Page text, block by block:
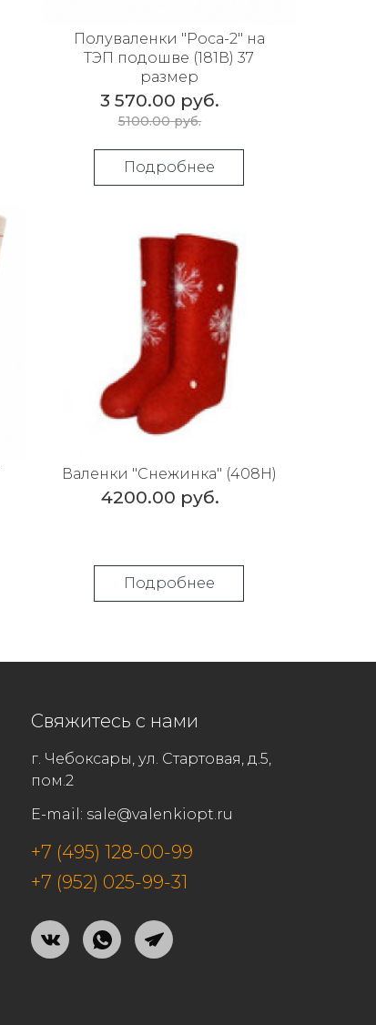
Полуваленки "Роса-2" на
ТЭП подошве (181В) 37
размер
3 570.00 руб.
5100.00 руб.
Подробнее
Валенки "Снежинка" (408Н)
4200.00 руб.
Подробнее
Свяжитесь с нами
г. Чебоксары, ул. Стартовая, д.5,
пом.2
E-mail: sale@valenkiopt.ru
+7 (495) 128-00-99
+7 (952) 025-99-31